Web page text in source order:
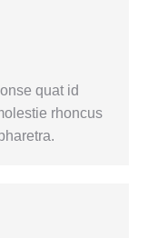
quat id
rhoncus